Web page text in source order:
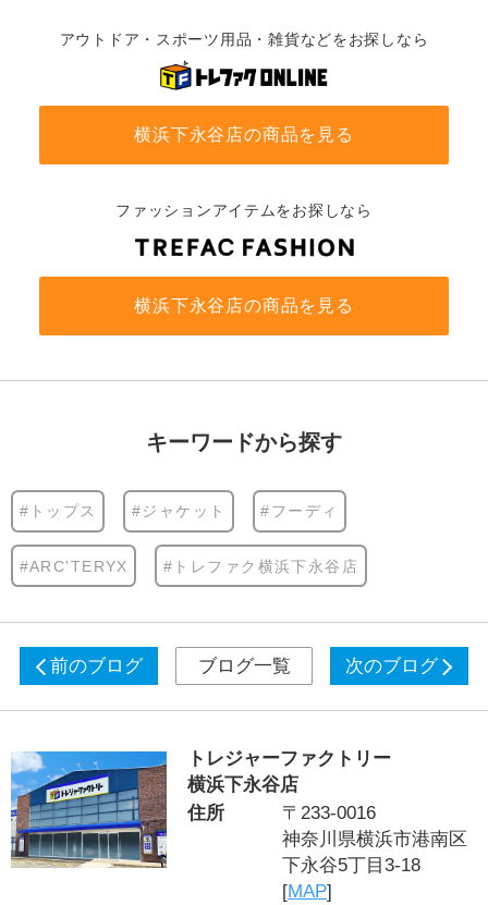
アウトドア・スポーツ用品・雑貨などをお探しなら
横浜下永谷店の商品を見る
ファッションアイテムをお探しなら
横浜下永谷店の商品を見る
キーワードから探す
#トップス #ジャケット #フーディ
#ARC'TERYX #トレファク横浜下永谷店
前のブログ ブログ一覧 次のブログ
トレジャーファクトリー
横浜下永谷店
住所
〒233-0016
神奈川県横浜市港南区
下永谷5丁目3-18
[MAP]